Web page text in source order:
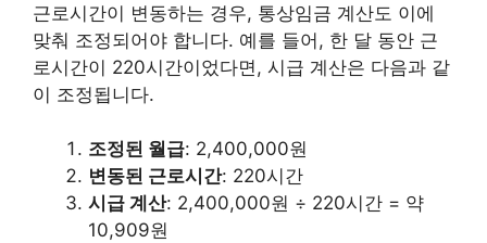
근로시간이 변동하는 경우, 통상임금 계산도 이에
맞춰 조정되어야 합니다. 예를 들어, 한 달 동안 근
로시간이 220시간이었다면, 시급 계산은 다음과 같
이 조정됩니다.
조정된 월급: 2,400,000원
변동된 근로시간: 220시간
시급 계산: 2,400,000원 ÷ 220시간 = 약
10,909원